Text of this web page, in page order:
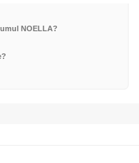
NOELLA?